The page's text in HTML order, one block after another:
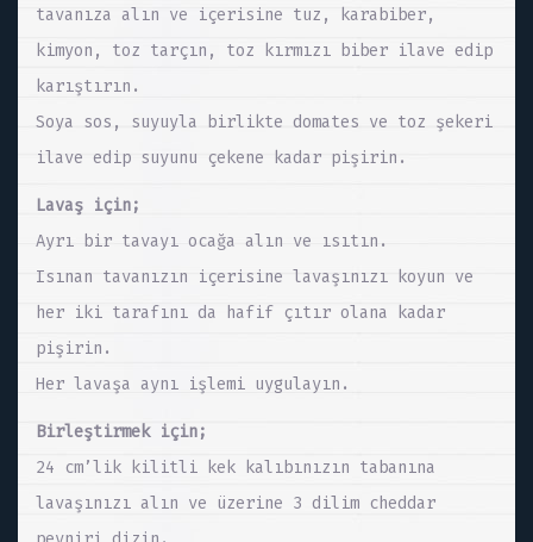
tavanıza alın ve içerisine tuz, karabiber,
kimyon, toz tarçın, toz kırmızı biber ilave edip
karıştırın.
Soya sos, suyuyla birlikte domates ve toz şekeri
ilave edip suyunu çekene kadar pişirin.
Lavaş için;
Ayrı bir tavayı ocağa alın ve ısıtın.
Isınan tavanızın içerisine lavaşınızı koyun ve
her iki tarafını da hafif çıtır olana kadar
pişirin.
Her lavaşa aynı işlemi uygulayın.
Birleştirmek için;
24 cm’lik kilitli kek kalıbınızın tabanına
lavaşınızı alın ve üzerine 3 dilim cheddar